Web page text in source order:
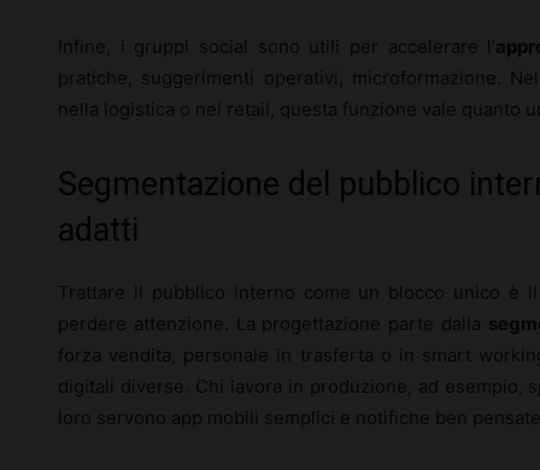
Infine, i gruppi social sono utili per accelerare l’
pratiche, suggerimenti operativi, microformazione.
nella logistica o nel retail, questa funzione vale quanto
Segmentazione del pubblico
adatti
Trattare il pubblico interno come un blocco unico
perdere attenzione. La progettazione parte dalla
forza vendita, personale in trasferta o in smart
digitali diverse. Chi lavora in produzione, ad esempio,
loro servono app mobili semplici e notifiche ben